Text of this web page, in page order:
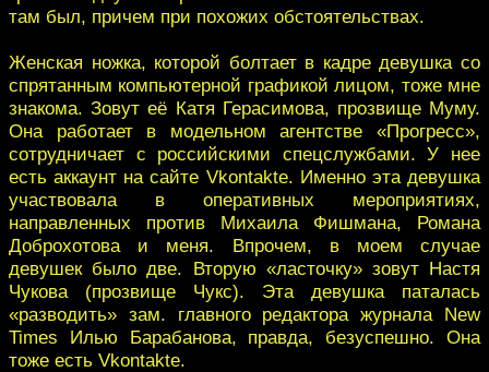
там был, причем при похожих обстоятельствах.
Женская ножка, которой болтает в кадре девушка со
спрятанным компьютерной графикой лицом, тоже мне
знакома. Зовут её Катя Герасимова, прозвище Муму.
Она работает в модельном агентстве «Прогресс»,
сотрудничает с российскими спецслужбами. У нее
есть аккаунт на сайте Vkontakte. Именно эта девушка
участвовала в оперативных мероприятиях,
направленных против Михаила Фишмана, Романа
Доброхотова и меня. Впрочем, в моем случае
девушек было две. Вторую «ласточку» зовут Настя
Чукова (прозвище Чукс). Эта девушка паталась
«разводить» зам. главного редактора журнала New
Times Илью Барабанова, правда, безуспешно. Она
тоже есть Vkontakte.